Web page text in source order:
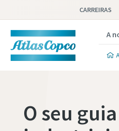
CARREIRAS
A
O seu